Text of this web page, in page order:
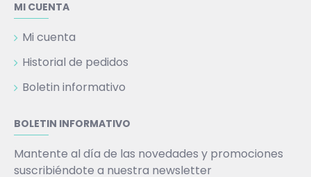
MI CUENTA
Mi cuenta
Historial de pedidos
Boletin informativo
BOLETIN INFORMATIVO
Mantente al día de las novedades y promociones
suscribiéndote a nuestra newsletter